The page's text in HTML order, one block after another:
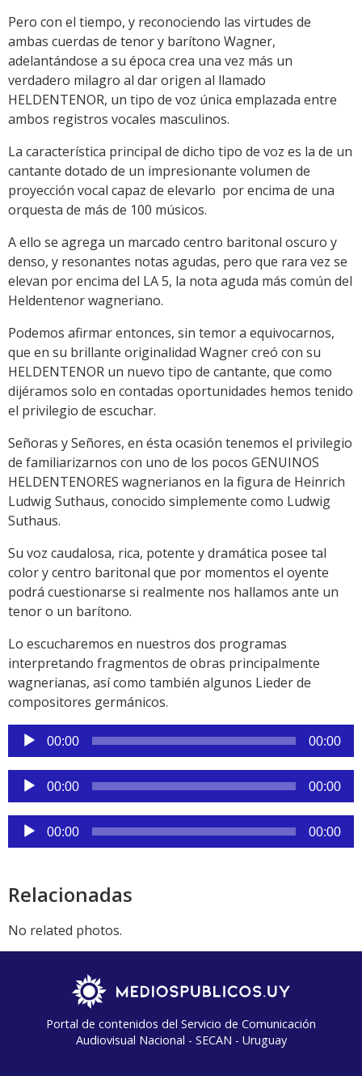
Pero con el tiempo, y reconociendo las virtudes de
ambas cuerdas de tenor y barítono Wagner,
adelantándose a su época crea una vez más un
verdadero milagro al dar origen al llamado
HELDENTENOR, un tipo de voz única emplazada entre
ambos registros vocales masculinos.
La característica principal de dicho tipo de voz es la de un
cantante dotado de un impresionante volumen de
proyección vocal capaz de elevarlo por encima de una
orquesta de más de 100 músicos.
A ello se agrega un marcado centro baritonal oscuro y
denso, y resonantes notas agudas, pero que rara vez se
elevan por encima del LA 5, la nota aguda más común del
Heldentenor wagneriano.
Podemos afirmar entonces, sin temor a equivocarnos,
que en su brillante originalidad Wagner creó con su
HELDENTENOR un nuevo tipo de cantante, que como
dijéramos solo en contadas oportunidades hemos tenido
el privilegio de escuchar.
Señoras y Señores, en ésta ocasión tenemos el privilegio
de familiarizarnos con uno de los pocos GENUINOS
HELDENTENORES wagnerianos en la figura de Heinrich
Ludwig Suthaus, conocido simplemente como Ludwig
Suthaus.
Su voz caudalosa, rica, potente y dramática posee tal
color y centro baritonal que por momentos el oyente
podrá cuestionarse si realmente nos hallamos ante un
tenor o un barítono.
Lo escucharemos en nuestros dos programas
interpretando fragmentos de obras principalmente
wagnerianas, así como también algunos Lieder de
compositores germánicos.
Reproductor
de
audio
00:00 00:00
Reproductor
de
audio
00:00 00:00
Reproductor
de
00:00 00:00
Relacionadas
No related photos.
Portal de contenidos del Servicio de Comunicación
Audiovisual Nacional - SECAN - Uruguay